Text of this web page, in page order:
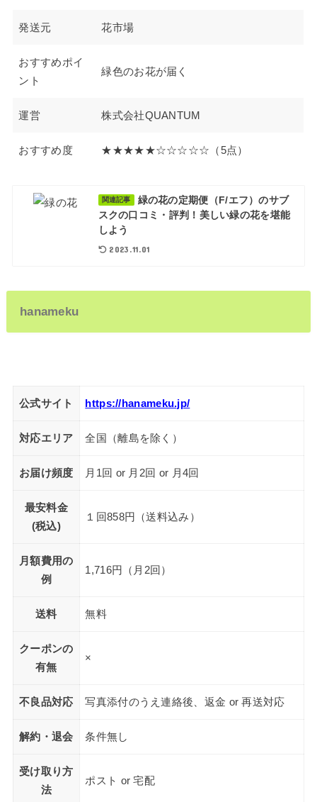
発送元 花市場
おすすめポイ
ント
緑色のお花が届く
運営 株式会社QUANTUM
おすすめ度 ★★★★★☆☆☆☆☆（5点）
関連記事
緑の花の定期便（F/エフ）のサブ
スクの口コミ・評判！美しい緑の花を堪能
しよう
2023.11.01
hanameku
公式サイト https://hanameku.jp/
対応エリア 全国（離島を除く）
お届け頻度 月1回 or 月2回 or 月4回
最安料金
(税込)
１回858円（送料込み）
月額費用の
例
1,716円（月2回）
送料 無料
クーポンの
有無
×
不良品対応 写真添付のうえ連絡後、返金 or 再送対応
解約・退会 条件無し
受け取り方
法
ポスト or 宅配